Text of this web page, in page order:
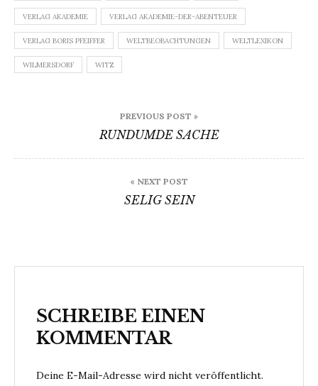
VERLAG AKADEMIE VERLAG AKADEMIE-DER-ABENTEUER
VERLAG BORIS PFEIFFER WELTBEOBACHTUNGEN WELTLEXIKON
WILMERSDORF WITZ
PREVIOUS POST »
RUNDUMDE SACHE
« NEXT POST
SELIG SEIN
SCHREIBE EINEN
KOMMENTAR
Deine E-Mail-Adresse wird nicht veröffentlicht.